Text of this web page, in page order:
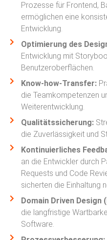
Prozesse für Frontend,
ermöglichen eine
Entwicklung.
Optimierung des
Entwicklung mit
Benutzeroberflächen.
Know-how-Transfer:
die Teamkompetenzen
Weiterentwicklung.
Qualitätssicherung:
die Zuverlässigkeit und
Kontinuierliches
an die Entwickler durch
Requests und Code
sicherten die Einhaltung
Domain Driven Design
die langfristige
Software.